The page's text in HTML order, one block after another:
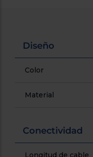
Diseño
Color
Material
Conectividad
Longitud de cable